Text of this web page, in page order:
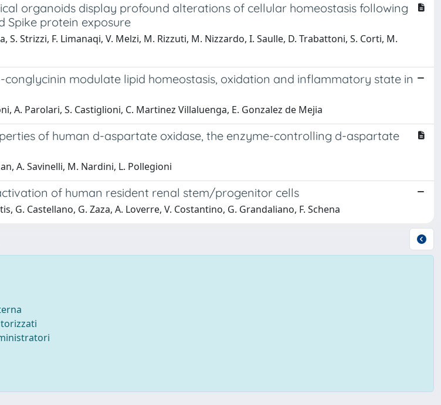
organoids display profound alterations of cellular homeostasis following
Spike protein exposure
S. Strizzi, F. Limanaqi, V. Melzi, M. Rizzuti, M. Nizzardo, I. Saulle, D. Trabattoni, S. Corti, M.
conglycinin modulate lipid homeostasis, oxidation and inflammatory state in
A. Parolari, S. Castiglioni, C. Martinez Villaluenga, E. Gonzalez de Mejia
of human d-aspartate oxidase, the enzyme-controlling d-aspartate
A. Savinelli, M. Nardini, L. Pollegioni
of human resident renal stem/progenitor cells
G. Castellano, G. Zaza, A. Loverre, V. Costantino, G. Grandaliano, F. Schena